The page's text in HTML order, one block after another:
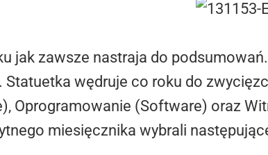
jak zawsze nastraja do
. Statuetka wędruje co roku do
Oprogramowanie (Software) oraz
miesięcznika wybrali